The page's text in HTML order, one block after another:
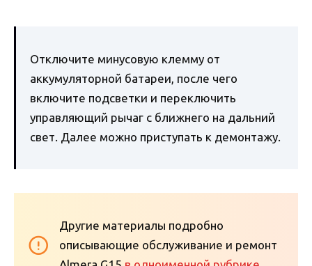
Отключите минусовую клемму от
аккумуляторной батареи, после чего
включите подсветки и переключить
управляющий рычаг с ближнего на дальний
свет. Далее можно приступать к демонтажу.
Другие материалы подробно
описывающие обслуживание и ремонт